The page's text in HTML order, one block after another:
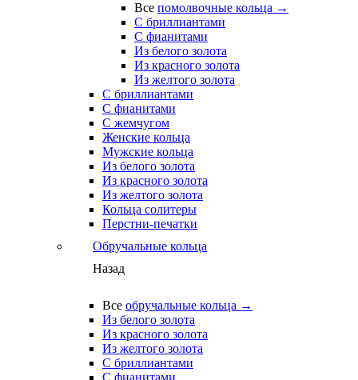
Все помолвочные кольца →
С бриллиантами
С фианитами
Из белого золота
Из красного золота
Из желтого золота
С бриллиантами
С фианитами
С жемчугом
Женские кольца
Мужские кольца
Из белого золота
Из красного золота
Из желтого золота
Кольца солитеры
Перстни-печатки
Обручальные кольца
Назад
Все обручальные кольца →
Из белого золота
Из красного золота
Из желтого золота
С бриллиантами
С фианитами